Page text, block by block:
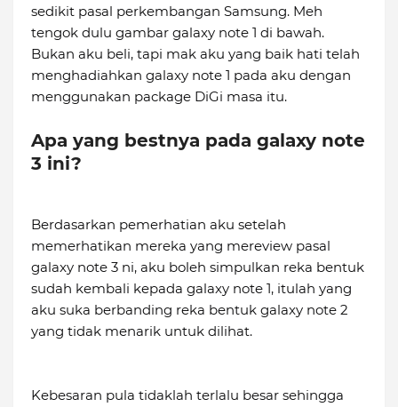
sedikit pasal perkembangan Samsung. Meh
tengok dulu gambar galaxy note 1 di bawah.
Bukan aku beli, tapi mak aku yang baik hati telah
menghadiahkan galaxy note 1 pada aku dengan
menggunakan package DiGi masa itu.
Apa yang bestnya pada galaxy note
3 ini?
Berdasarkan pemerhatian aku setelah
memerhatikan mereka yang mereview pasal
galaxy note 3 ni, aku boleh simpulkan reka bentuk
sudah kembali kepada galaxy note 1, itulah yang
aku suka berbanding reka bentuk galaxy note 2
yang tidak menarik untuk dilihat.
Kebesaran pula tidaklah terlalu besar sehingga